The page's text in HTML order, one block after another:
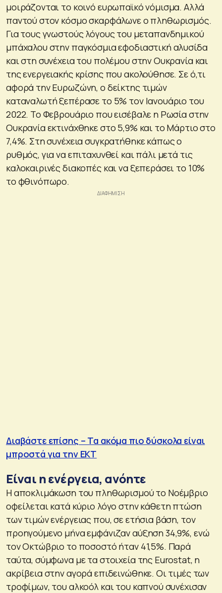
μοιράζονται το κοινό ευρωπαϊκό νόμισμα. Αλλά
παντού στον κόσμο σκαρφάλωνε ο πληθωρισμός.
Για τους γνωστούς λόγους του μεταπανδημικού
μπάχαλου στην παγκόσμια εφοδιαστική αλυσίδα
και στη συνέχεια του πολέμου στην Ουκρανία και
της ενεργειακής κρίσης που ακολούθησε. Σε ό,τι
αφορά την Ευρωζώνη, ο δείκτης τιμών
καταναλωτή ξεπέρασε το 5% τον Ιανουάριο του
2022. Το Φεβρουάριο που εισέβαλε η Ρωσία στην
Ουκρανία εκτινάχθηκε στο 5,9% και το Μάρτιο στο
7,4%. Στη συνέχεια συγκρατήθηκε κάπως ο
ρυθμός, για να επιταχυνθεί και πάλι μετά τις
καλοκαιρινές διακοπές και να ξεπεράσει το 10%
το φθινόπωρο.
Διαβάστε επίσης – Τα ακόμα πιο δύσκολα είναι
μπροστά για την ΕΚΤ
Είναι η ενέργεια, ανόητε
Η αποκλιμάκωση του πληθωρισμού το Νοέμβριο
οφείλεται κατά κύριο λόγο στην κάθετη πτώση
των τιμών ενέργειας που, σε ετήσια βάση, τον
προηγούμενο μήνα εμφάνιζαν αύξηση 34,9%, ενώ
τον Οκτώβριο το ποσοστό ήταν 41,5%. Παρά
ταύτα, σύμφωνα με τα στοιχεία της Eurostat, η
ακρίβεια στην αγορά επιδεινώθηκε. Οι τιμές των
τροφίμων, του αλκοόλ και του καπνού συνέχισαν